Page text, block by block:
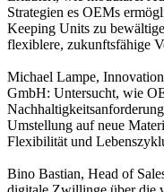
Strategien es OEMs
Keeping Units zu
flexiblere, zukunftsfähige
Michael Lampe,
GmbH: Untersucht, wie
Umstellung auf neue
Flexibilität und
Bino Bastian, Head of